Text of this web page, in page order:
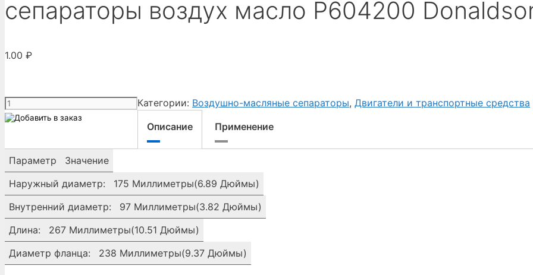
сепараторы воздух масло P604200
1.00 ₽
Количество
товара
масло
P604200
Donaldson
Категории: Воздушно-масляные сепараторы, Двигатели и транспортные средства
Описание
Применение
Параметр
Значение
Наружный диаметр:
175 Миллиметры(6.89 Дюймы)
Внутренний диаметр:
97 Миллиметры(3.82 Дюймы)
Длина:
267 Миллиметры(10.51 Дюймы)
Диаметр фланца:
238 Миллиметры(9.37 Дюймы)